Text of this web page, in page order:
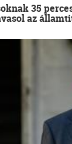
35
az